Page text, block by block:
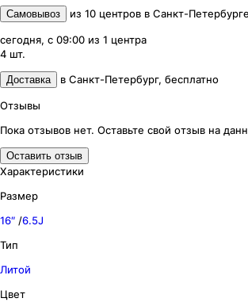
Самовывоз из 10 центров в Санкт-Петербурге
сегодня, с 09:00 из 1 центра
4 шт.
Доставка в Санкт-Петербург, бесплатно
Отзывы
Пока отзывов нет. Оставьте свой отзыв на
Оставить отзыв
Характеристики
Размер
16″ /6.5J
Тип
Литой
Цвет